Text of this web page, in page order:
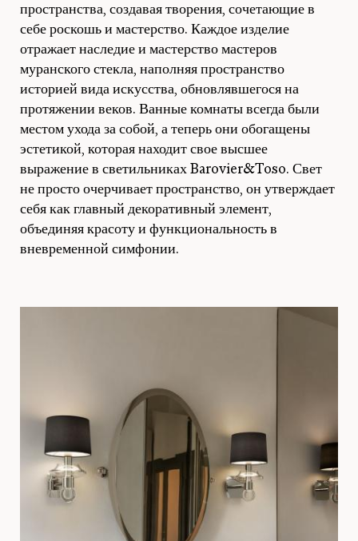
пространства, создавая творения, сочетающие в
себе роскошь и мастерство. Каждое изделие
отражает наследие и мастерство мастеров
муранского стекла, наполняя пространство
историей вида искусства, обновлявшегося на
протяжении веков. Ванные комнаты всегда были
местом ухода за собой, а теперь они обогащены
эстетикой, которая находит свое высшее
выражение в светильниках Barovier&Toso. Свет
не просто очерчивает пространство, он утверждает
себя как главный декоративный элемент,
объединяя красоту и функциональность в
вневременной симфонии.